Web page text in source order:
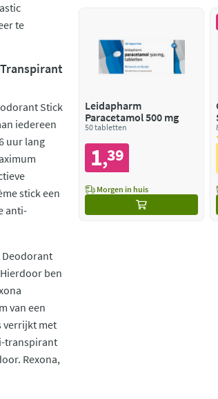
te
Stick
iedereen
uur lang
stick een
anti-
Deodorant
ben
van een
verrijkt met
transpirant
Rexona,
Leidapharm
Paracetamol 500 mg
50 tabletten
1,39
Morgen in huis